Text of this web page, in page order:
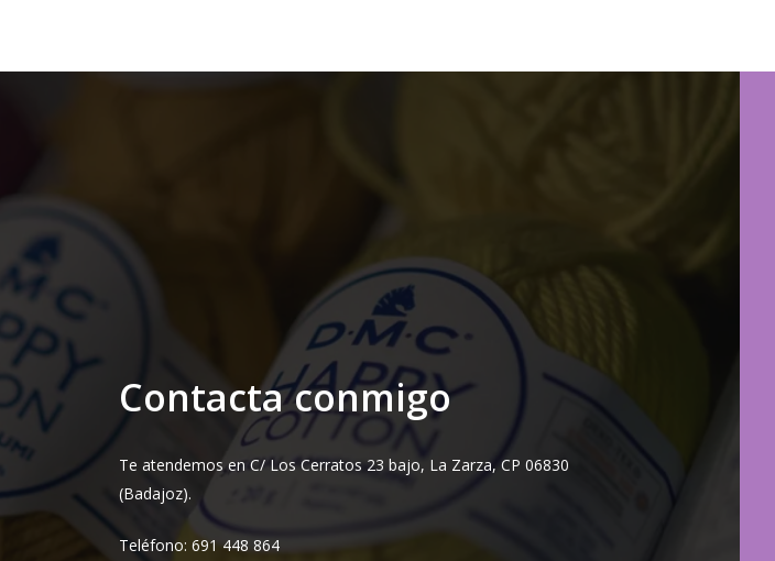
Contacta conmigo
Te atendemos en C/ Los Cerratos 23 bajo, La Zarza, CP 06830
(Badajoz).
Teléfono: 691 448 864